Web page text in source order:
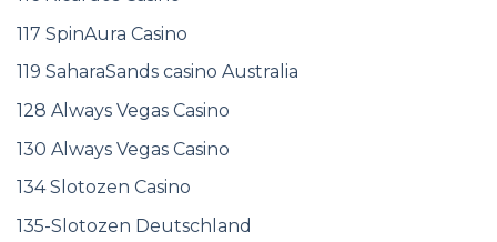
117 SpinAura Casino
119 SaharaSands casino Australia
128 Always Vegas Casino
130 Always Vegas Casino
134 Slotozen Casino
135-Slotozen Deutschland